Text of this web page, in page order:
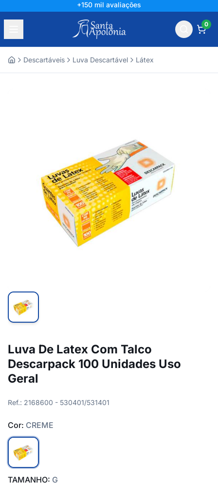
+150 mil avaliações
0
Descartáveis Luva Descartável Látex
Luva De Latex Com Talco
Descarpack 100 Unidades Uso
Geral
Ref.: 2168600 - 530401/531401
Cor: CREME
TAMANHO: G